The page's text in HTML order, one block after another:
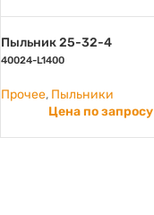
Пыльник 25-32-4
40024-L1400
Прочее, Пыльники
Цена по запросу